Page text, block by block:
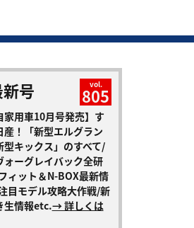
号 vol.
805
家用車10月号発売】す
産！「新型エルグラン
型キックス」のすべて/
ォーグレイバック全研
ィット＆N-BOX最新情
目モデル攻略大作戦/新
生情報etc.→ 詳しくは